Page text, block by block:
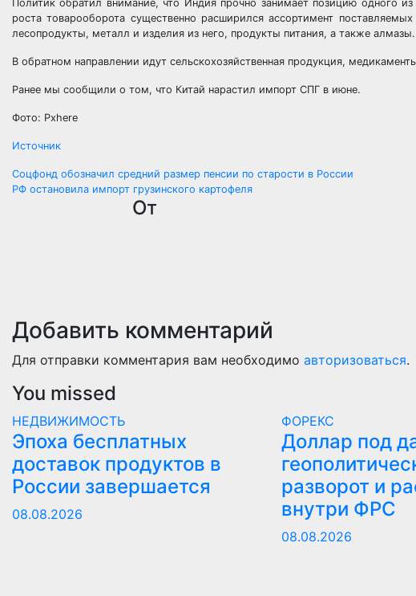
Политик обратил внимание, что Индия прочно занимает позицию одного
роста товарооборота существенно расширился ассортимент
лесопродукты, металл и изделия из него, продукты питания, а также алмазы.
В обратном направлении идут сельскохозяйственная продукция,
Ранее мы сообщили о том, что Китай нарастил импорт СПГ в июне.
Фото: Pxhere
Источник
Навигация
Соцфонд обозначил средний размер пенсии по старости в России
РФ остановила импорт грузинского картофеля
От
Добавить комментарий
Для отправки комментария вам необходимо авторизоваться.
You missed
НЕДВИЖИМОСТЬ
Эпоха бесплатных
доставок продуктов в
России завершается
08.08.2026
ФОРЕКС
Доллар под
разворот и
внутри ФРС
08.08.2026